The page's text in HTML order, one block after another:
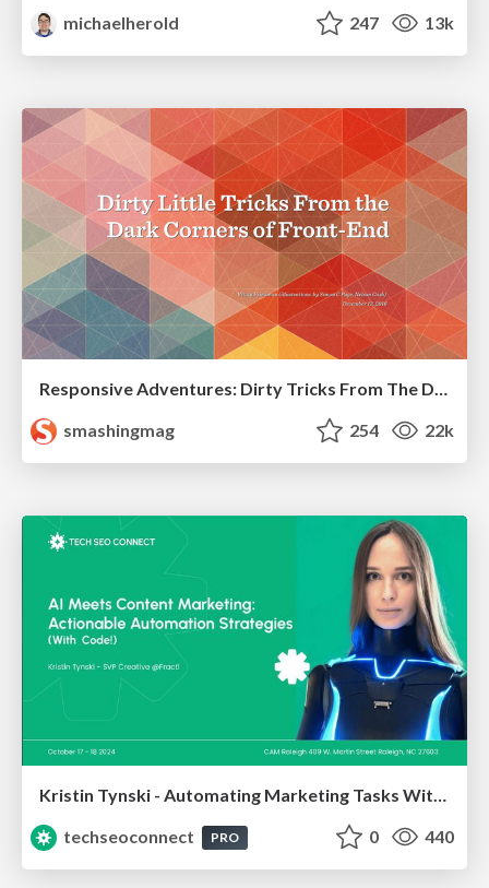
michaelherold
247 13k
Responsive Adventures: Dirty Tricks From The Dark Corners of Front-End
smashingmag
254 22k
Kristin Tynski - Automating Marketing Tasks With AI
techseoconnect
PRO 0 440